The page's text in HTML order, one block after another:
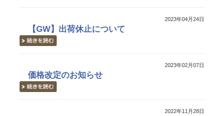
2023年04月24日
【GW】出荷休止について
2023年02月07日
価格改定のお知らせ
2022年11月28日